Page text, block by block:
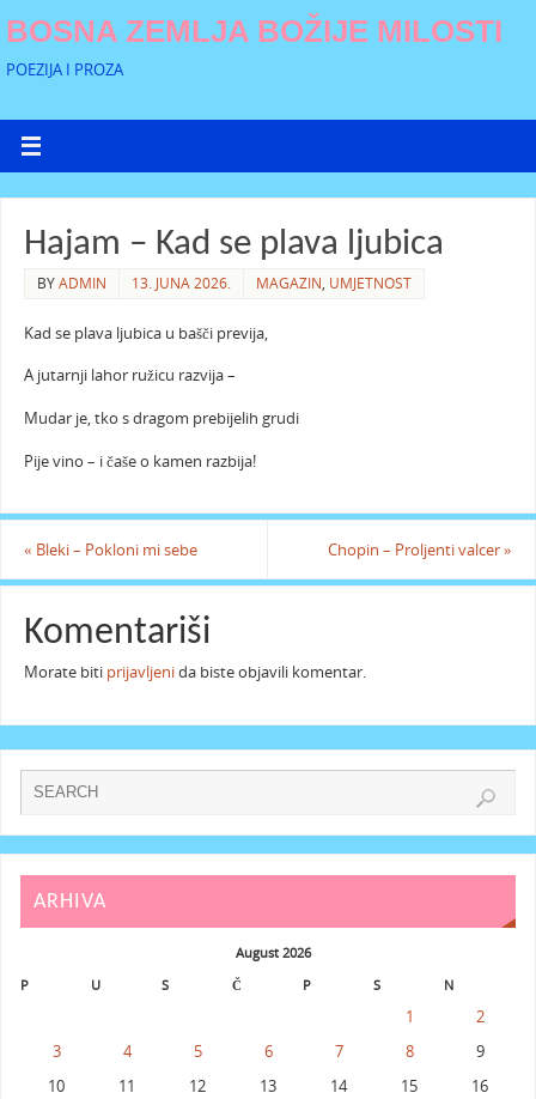
BOSNA ZEMLJA BOŽIJE MILOSTI
POEZIJA I PROZA
Hajam – Kad se plava ljubica
BYADMIN 13. JUNA 2026. MAGAZIN, UMJETNOST
Kad se plava ljubica u bašči previja,
A jutarnji lahor ružicu razvija –
Mudar je, tko s dragom prebijelih grudi
Pije vino – i čaše o kamen razbija!
« Bleki – Pokloni mi sebe Chopin – Proljenti valcer»
Komentariši
Morate biti prijavljenida biste objavili komentar.
ARHIVA
August 2026
P
U S Č P S N
1
2
3
4 5 6 7 8
9
10
11 12 13 14 15
16